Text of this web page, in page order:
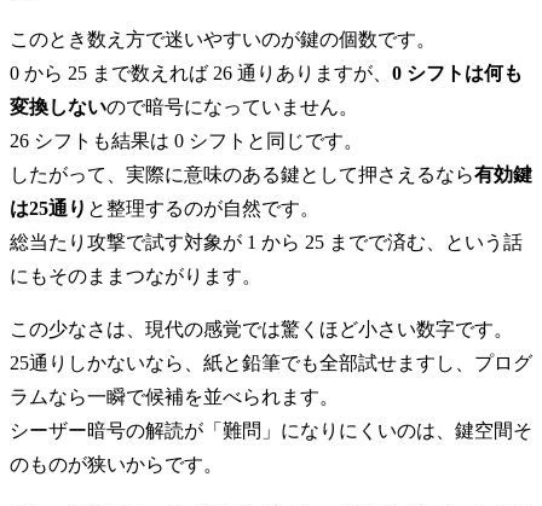
このとき数え方で迷いやすいのが鍵の個数です。
0 から 25 まで数えれば 26 通りありますが、 0 シフトは何も
変換しないので暗号になっていません。
26 シフトも結果は 0 シフトと同じです。
したがって、実際に意味のある鍵として押さえるなら有効鍵
は25通り と整理するのが自然です。
総当たり攻撃で試す対象が 1 から 25 までで済む、という話
にもそのままつながります。
この少なさは、現代の感覚では驚くほど小さい数字です。
25通りしかないなら、紙と鉛筆でも全部試せますし、プログ
ラムなら一瞬で候補を並べられます。
シーザー暗号の解読が「難問」になりにくいのは、鍵空間そ
のものが狭いからです。